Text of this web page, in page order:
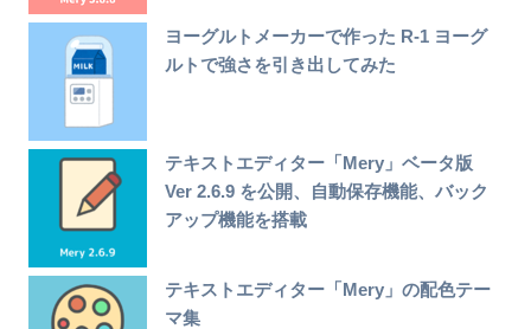
ヨーグルトメーカーで作った R-1 ヨーグ
ルトで強さを引き出してみた
テキストエディター「Mery」ベータ版
Ver 2.6.9 を公開、自動保存機能、バック
アップ機能を搭載
テキストエディター「Mery」の配色テー
マ集